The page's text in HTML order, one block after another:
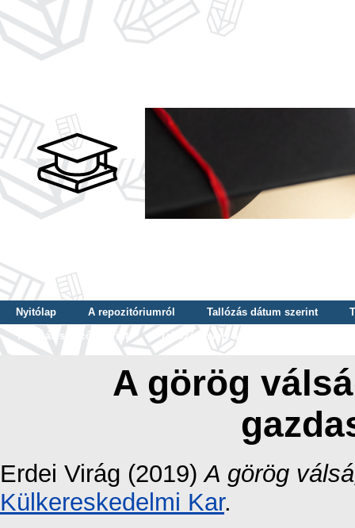
Nyitólap A repozitóriumról Tallózás dátum szerint
Tallózás szerző szerint
Tallózás nyelv szerint
A görög
Erdei Virág (2019)A görög
Külkereskedelmi Kar.